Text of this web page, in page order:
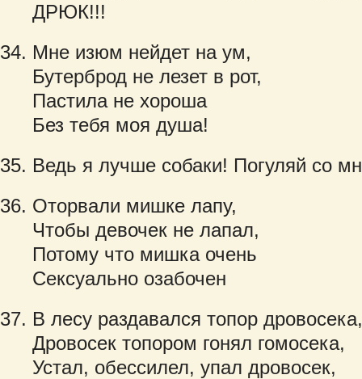
ДРЮК!!!
Мне изюм нейдет на ум,
Бутерброд не лезет в рот,
Пастила не хороша
Без тебя моя душа!
Ведь я лучше собаки! Погуляй со
Оторвали мишке лапу,
Чтобы девочек не лапал,
Потому что мишка очень
Сексуально озабочен
В лесу раздавался топор дровосека,
Дровосек топором гонял гомосека,
Устал, обессилел, упал дровосек,